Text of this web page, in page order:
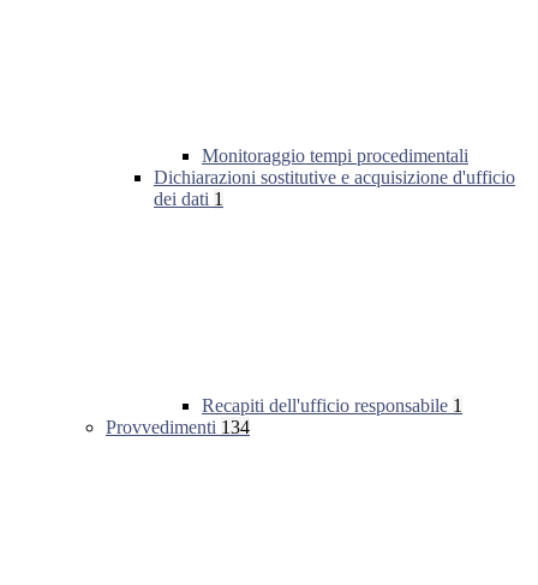
Monitoraggio tempi procedimentali
Dichiarazioni sostitutive e acquisizione d'ufficio
dei dati 1
Recapiti dell'ufficio responsabile 1
Provvedimenti 134